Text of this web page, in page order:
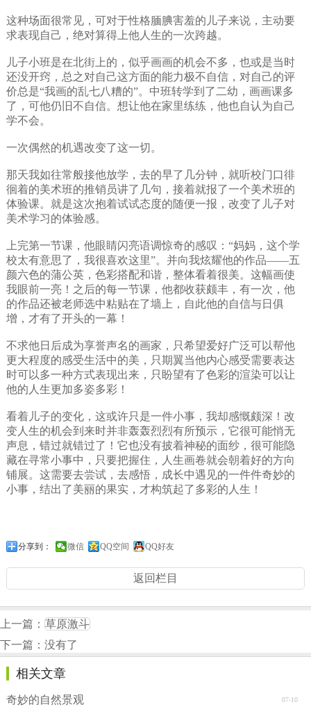
这种场面很常见，可对于性格腼腆害羞的儿子来说，主动要
求表现自己，绝对算得上他人生的一次跨越。
儿子小班是在北街上的，似乎画画的机会不多，也或是当时
还没开窍，总之对自己这方面的能力极不自信，对自己的评
价总是“我画的乱七八糟的”。中班转学到了二幼，画画课多
了，可他仍旧不自信。想让他在家里练练，他也自认为自己
学不会。
一次偶然的机遇改变了这一切。
那天我如往常般接他放学，去的早了几分钟，就听校门口徘
徊着的美术班的推销员讲了几句，接着就报了一个美术班的
体验课。就是这次抱着试试态度的随便一报，改变了儿子对
美术学习的体验感。
上完第一节课，他眼睛闪亮语调惊奇的感叹：“妈妈，这个学
校太有意思了，我很喜欢这里”。并向我炫耀他的作品——五
颜六色的蒲公英，色彩搭配和谐，整体看着很美。这幅画使
我眼前一亮！之后的每一节课，他都收获颇丰，有一次，他
的作品还被老师选中粘贴在了墙上，自此他的自信与日俱
增，才有了开头的一幕！
不求他日后成为享誉声名的画家，只希望爱好广泛可以帮他
更大程度的感受生活中的美，只期翼当他内心感受需要表达
时可以多一种方式表现出来，只盼望有了色彩的渲染可以让
他的人生更加多姿多彩！
看着儿子的变化，这或许只是一件小事，我却感慨颇深！改
变人生的机会到来时并非轰轰烈烈有所预示，它很可能悄无
声息，错过就错过了！它也没有披着神秘的面纱，很可能隐
藏在寻常小事中，只要把握住，人生画卷就会朝着好的方向
铺展。这需要去尝试，去感悟，成长中遇见的一件件奇妙的
小事，结出了美丽的果实，才构筑起了多彩的人生！
分享到： 微信 QQ空间 QQ好友
返回栏目
上一篇： 草原激斗
下一篇：没有了
相关文章
07-10
奇妙的自然景观